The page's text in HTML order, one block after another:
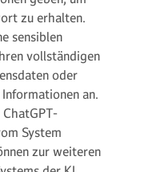
zu erhalten.
sensiblen
vollständigen
oder
an.
System
zur weiteren